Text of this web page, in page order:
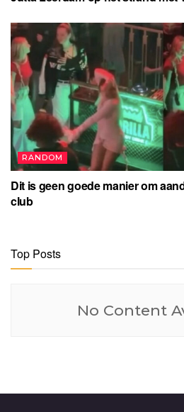
RANDOM
Dit is geen goede manier om
club
Top Posts
No Content